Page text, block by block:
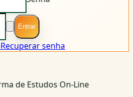
Entrar
Recuperar senha
de Estudos On-Line